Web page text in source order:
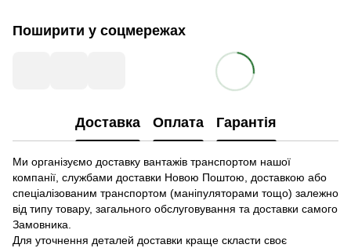
Поширити у соцмережах
Доставка Оплата Гарантія
Ми організуємо доставку вантажів транспортом нашої
компанії, службами доставки Новою Поштою, доставкою або
спеціалізованим транспортом (маніпуляторами тощо) залежно
від типу товару, загального обслуговування та доставки самого
Замовника.
Для уточнення деталей доставки краще скласти своє